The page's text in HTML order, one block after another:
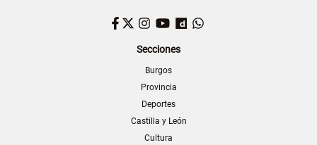
Facebook
TwitterInstagram
YouTubeDailymotion
Secciones
Burgos
Provincia
Deportes
Castilla y León
Cultura